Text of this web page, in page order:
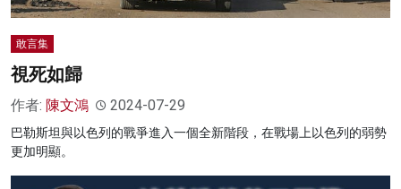
敢言集
視死如歸
作者: 陳文鴻 2024-07-29
巴勒斯坦與以色列的戰爭進入一個全新階段，在戰場上以色列的弱勢
更加明顯。